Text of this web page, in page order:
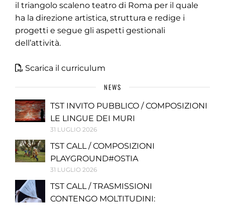
il triangolo scaleno teatro di Roma per il quale
ha la direzione artistica, struttura e redige i
progetti e segue gli aspetti gestionali
dell’attività.
Scarica il curriculum
NEWS
TST INVITO PUBBLICO / COMPOSIZIONI
LE LINGUE DEI MURI
31 LUGLIO 2026
TST CALL / COMPOSIZIONI
PLAYGROUND#OSTIA
31 LUGLIO 2026
TST CALL / TRASMISSIONI
CONTENGO MOLTITUDINI: